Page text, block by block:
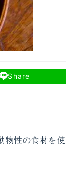
Share
物性の食材を